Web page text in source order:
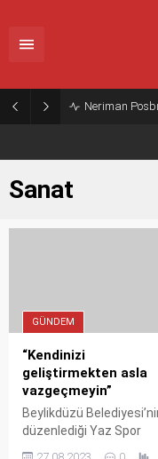
Neriman
Sanat
GÜNDEM
“Kendinizi
geliştirmekten asla
vazgeçmeyin”
Beylikdüzü
düzenlediği Yaz Spor